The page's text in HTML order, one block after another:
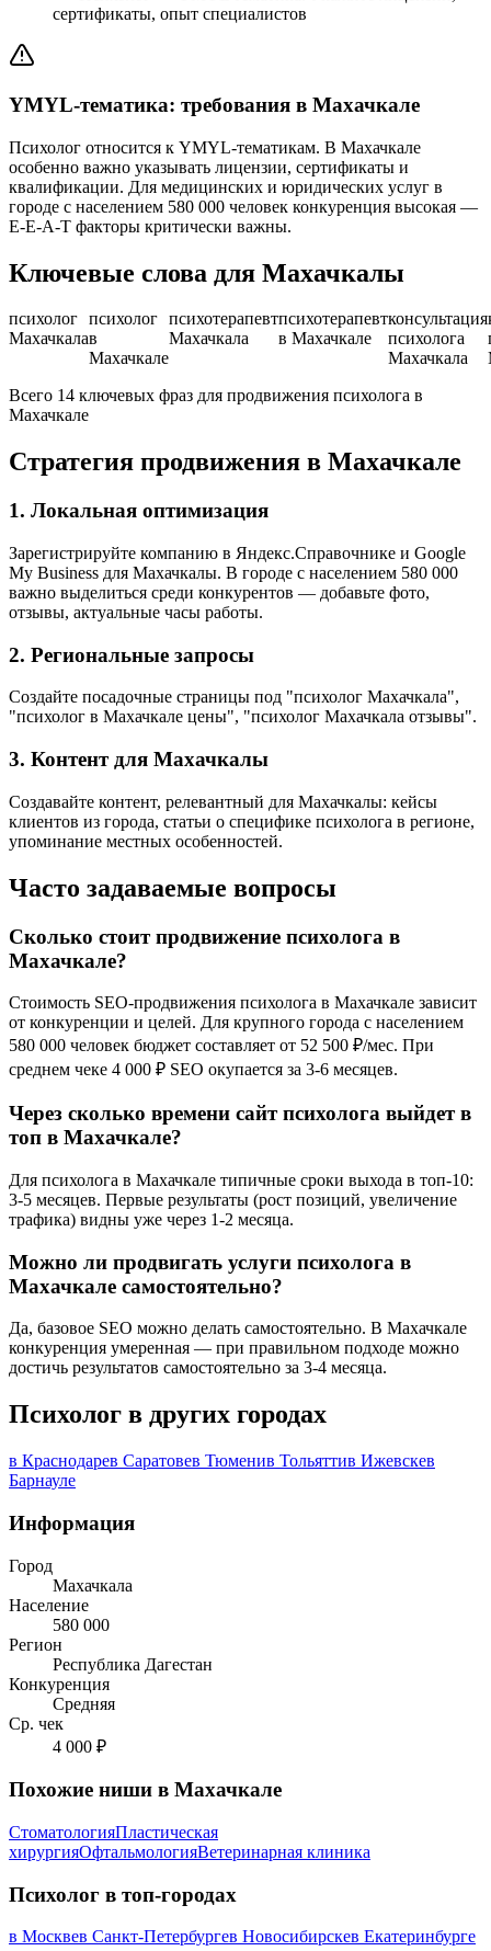
сертификаты, опыт специалистов
YMYL-тематика: требования в Махачкале
Психолог относится к YMYL-тематикам. В Махачкале
особенно важно указывать лицензии, сертификаты и
квалификации. Для медицинских и юридических услуг в
городе с населением 580 000 человек конкуренция высокая —
E-E-A-T факторы критически важны.
Ключевые слова для Махачкалы
психолог
Махачкала
психолог
в
Махачкале
психотерапевт
Махачкала
психотерапевт
в Махачкале
консультация
психолога
Махачкала
Всего 14 ключевых фраз для продвижения психолога в
Махачкале
Стратегия продвижения в Махачкале
1. Локальная оптимизация
Зарегистрируйте компанию в Яндекс.Справочнике и Google
My Business для Махачкалы. В городе с населением 580 000
важно выделиться среди конкурентов — добавьте фото,
отзывы, актуальные часы работы.
2. Региональные запросы
Создайте посадочные страницы под "психолог Махачкала",
"психолог в Махачкале цены", "психолог Махачкала отзывы".
3. Контент для Махачкалы
Создавайте контент, релевантный для Махачкалы: кейсы
клиентов из города, статьи о специфике психолога в регионе,
упоминание местных особенностей.
Часто задаваемые вопросы
Сколько стоит продвижение психолога в
Махачкале?
Стоимость SEO-продвижения психолога в Махачкале зависит
от конкуренции и целей. Для крупного города с населением
580 000 человек бюджет составляет от 52 500 ₽/мес. При
среднем чеке 4 000 ₽ SEO окупается за 3-6 месяцев.
Через сколько времени сайт психолога выйдет в
топ в Махачкале?
Для психолога в Махачкале типичные сроки выхода в топ-10:
3-5 месяцев. Первые результаты (рост позиций, увеличение
трафика) видны уже через 1-2 месяца.
Можно ли продвигать услуги психолога в
Махачкале самостоятельно?
Да, базовое SEO можно делать самостоятельно. В Махачкале
конкуренция умеренная — при правильном подходе можно
достичь результатов самостоятельно за 3-4 месяца.
Психолог в других городах
в Краснодарев Саратовев Тюменив Тольяттив Ижевскев
Барнауле
Информация
Город
Махачкала
Население
580 000
Регион
Республика Дагестан
Конкуренция
Средняя
Ср. чек
4 000 ₽
Похожие ниши в Махачкале
СтоматологияПластическая
хирургияОфтальмологияВетеринарная клиника
Психолог в топ-городах
в Москвев Санкт-Петербургев Новосибирскев Екатеринбурге